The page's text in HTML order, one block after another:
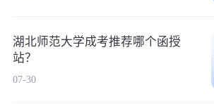
湖北师范大学成考推荐哪个函授
站？
07-30